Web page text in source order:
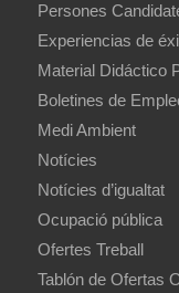
Persones
Experiencias de
Material Didáctico
Boletines de
Medi Ambient
Notícies
Notícies d’igualtat
Ocupació pública
Ofertes Treball
Tablón de Ofertas